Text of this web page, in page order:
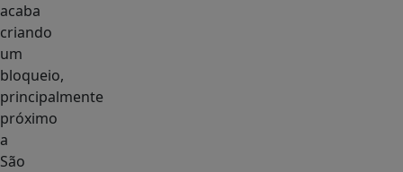
acaba
criando
um
bloqueio,
principalmente
próximo
a
São